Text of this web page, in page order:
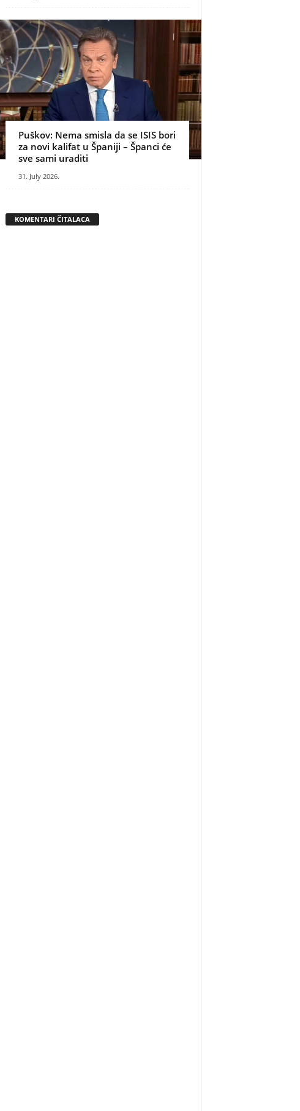
Puškov: Nema smisla da se ISIS bori
za novi kalifat u Španiji – Španci će
sve sami uraditi
31. July 2026.
KOMENTARI ČITALACA